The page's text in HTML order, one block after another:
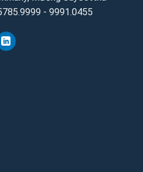
- 9991.0455